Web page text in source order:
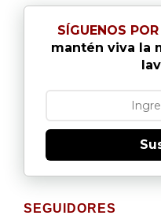
SÍGUENOS
mantén viva la
SEGUIDORES